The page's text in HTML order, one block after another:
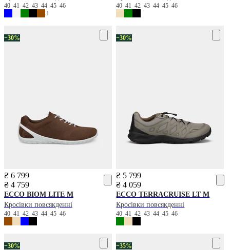
40 41 42 43 44 45 46
3
40414243444546
−30%
₴ 6 799
₴ 4 759
ECCO BIOM LITE M
Кросівки повсякденні
40 41 42 43 44 45 46
−30%
₴ 5 799
₴ 4 059
ECCO TERRACRUISE LT M
Кросівки повсякденні
40414243444546
−30% −35%